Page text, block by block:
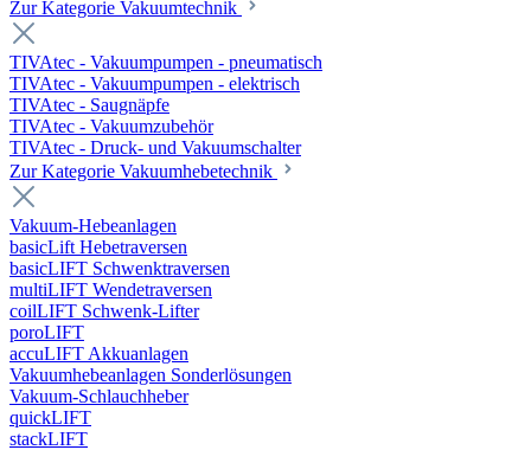
Zur Kategorie Vakuumtechnik
TIVAtec - Vakuumpumpen - pneumatisch
TIVAtec - Vakuumpumpen - elektrisch
TIVAtec - Saugnäpfe
TIVAtec - Vakuumzubehör
TIVAtec - Druck- und Vakuumschalter
Zur Kategorie Vakuumhebetechnik
Vakuum-Hebeanlagen
basicLift Hebetraversen
basicLIFT Schwenktraversen
multiLIFT Wendetraversen
coilLIFT Schwenk-Lifter
poroLIFT
accuLIFT Akkuanlagen
Vakuumhebeanlagen Sonderlösungen
Vakuum-Schlauchheber
quickLIFT
stackLIFT